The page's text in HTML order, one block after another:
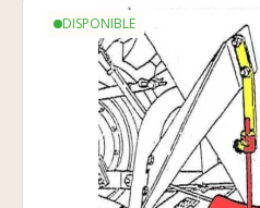
DISPONIBLE